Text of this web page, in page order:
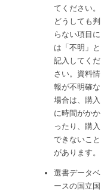
てください。
どうしても判
らない項目に
は「不明」と
記入してくだ
さい。資料情
報が不明確な
場合は、購入
に時間がかか
ったり、購入
できないこと
があります。
選書データベ
ースの国立国